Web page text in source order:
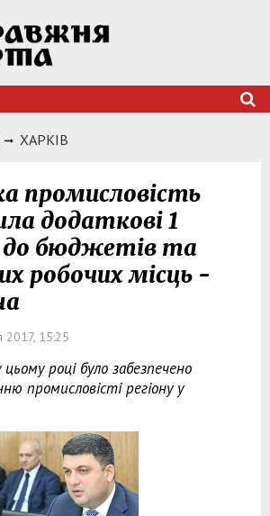
ХАРКIВ
промисловість
додаткові 1
до бюджетів та
робочих місць -
2017, 15:25
цьому році було забезпечено
промисловісті регіону у